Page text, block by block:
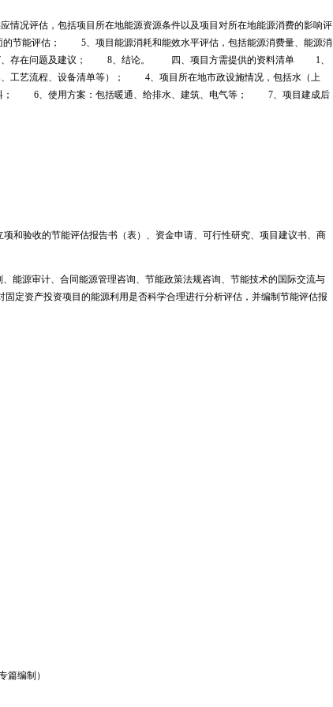
估，包括项目所在地能源资源条件以及项目对所在地能源消费的影响评
节能评估； 5、项目能源消耗和能效水平评估，包括能源消费量、能源消
7、存在问题及建议； 8、结论。 四、项目方需提供的资料清单 1、
艺流程、设备清单等）； 4、项目所在地市政设施情况，包括水（上
； 6、使用方案：包括暖通、给排水、建筑、电气等； 7、项目建成后
和验收的节能评估报告书（表）、资金申请、可行性研究、项目建议书、商
能源审计、合同能源管理咨询、节能政策法规咨询、节能技术的国际交流与
定资产投资项目的能源利用是否科学合理进行分析评估，并编制节能评估报
篇编制）